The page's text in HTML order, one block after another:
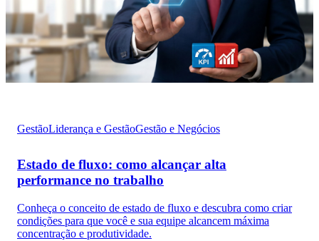
GestãoLiderança e GestãoGestão e Negócios
Estado de fluxo: como alcançar alta
performance no trabalho
Conheça o conceito de estado de fluxo e descubra como criar
condições para que você e sua equipe alcancem máxima
concentração e produtividade.